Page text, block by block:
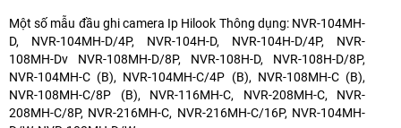
Một số mẫu đầu ghi camera Ip Hilook Thông dụng: NVR-104MH-
D, NVR-104MH-D/4P, NVR-104H-D, NVR-104H-D/4P, NVR-
108MH-Dv NVR-108MH-D/8P, NVR-108H-D, NVR-108H-D/8P,
NVR-104MH-C (B), NVR-104MH-C/4P (B), NVR-108MH-C (B),
NVR-108MH-C/8P (B), NVR-116MH-C, NVR-208MH-C, NVR-
208MH-C/8P, NVR-216MH-C, NVR-216MH-C/16P, NVR-104MH-